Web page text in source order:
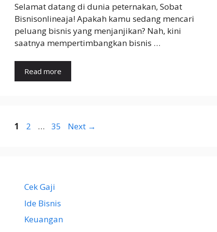
Selamat datang di dunia peternakan, Sobat
Bisnisonlineaja! Apakah kamu sedang mencari
peluang bisnis yang menjanjikan? Nah, kini
saatnya mempertimbangkan bisnis …
Read more
Page
1 Page
2 … Page
35 Next →
Cek Gaji
Ide Bisnis
Keuangan